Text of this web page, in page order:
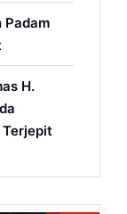
Padam
H.